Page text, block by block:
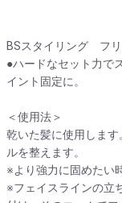
BSスタイリング フリ
●ハードなセット力で
イント固定に。
＜使用法＞
乾いた髪に使用しま
ルを整えます。
※より強力に固めたい
※フェイスラインの立